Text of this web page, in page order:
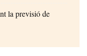
la previsió de